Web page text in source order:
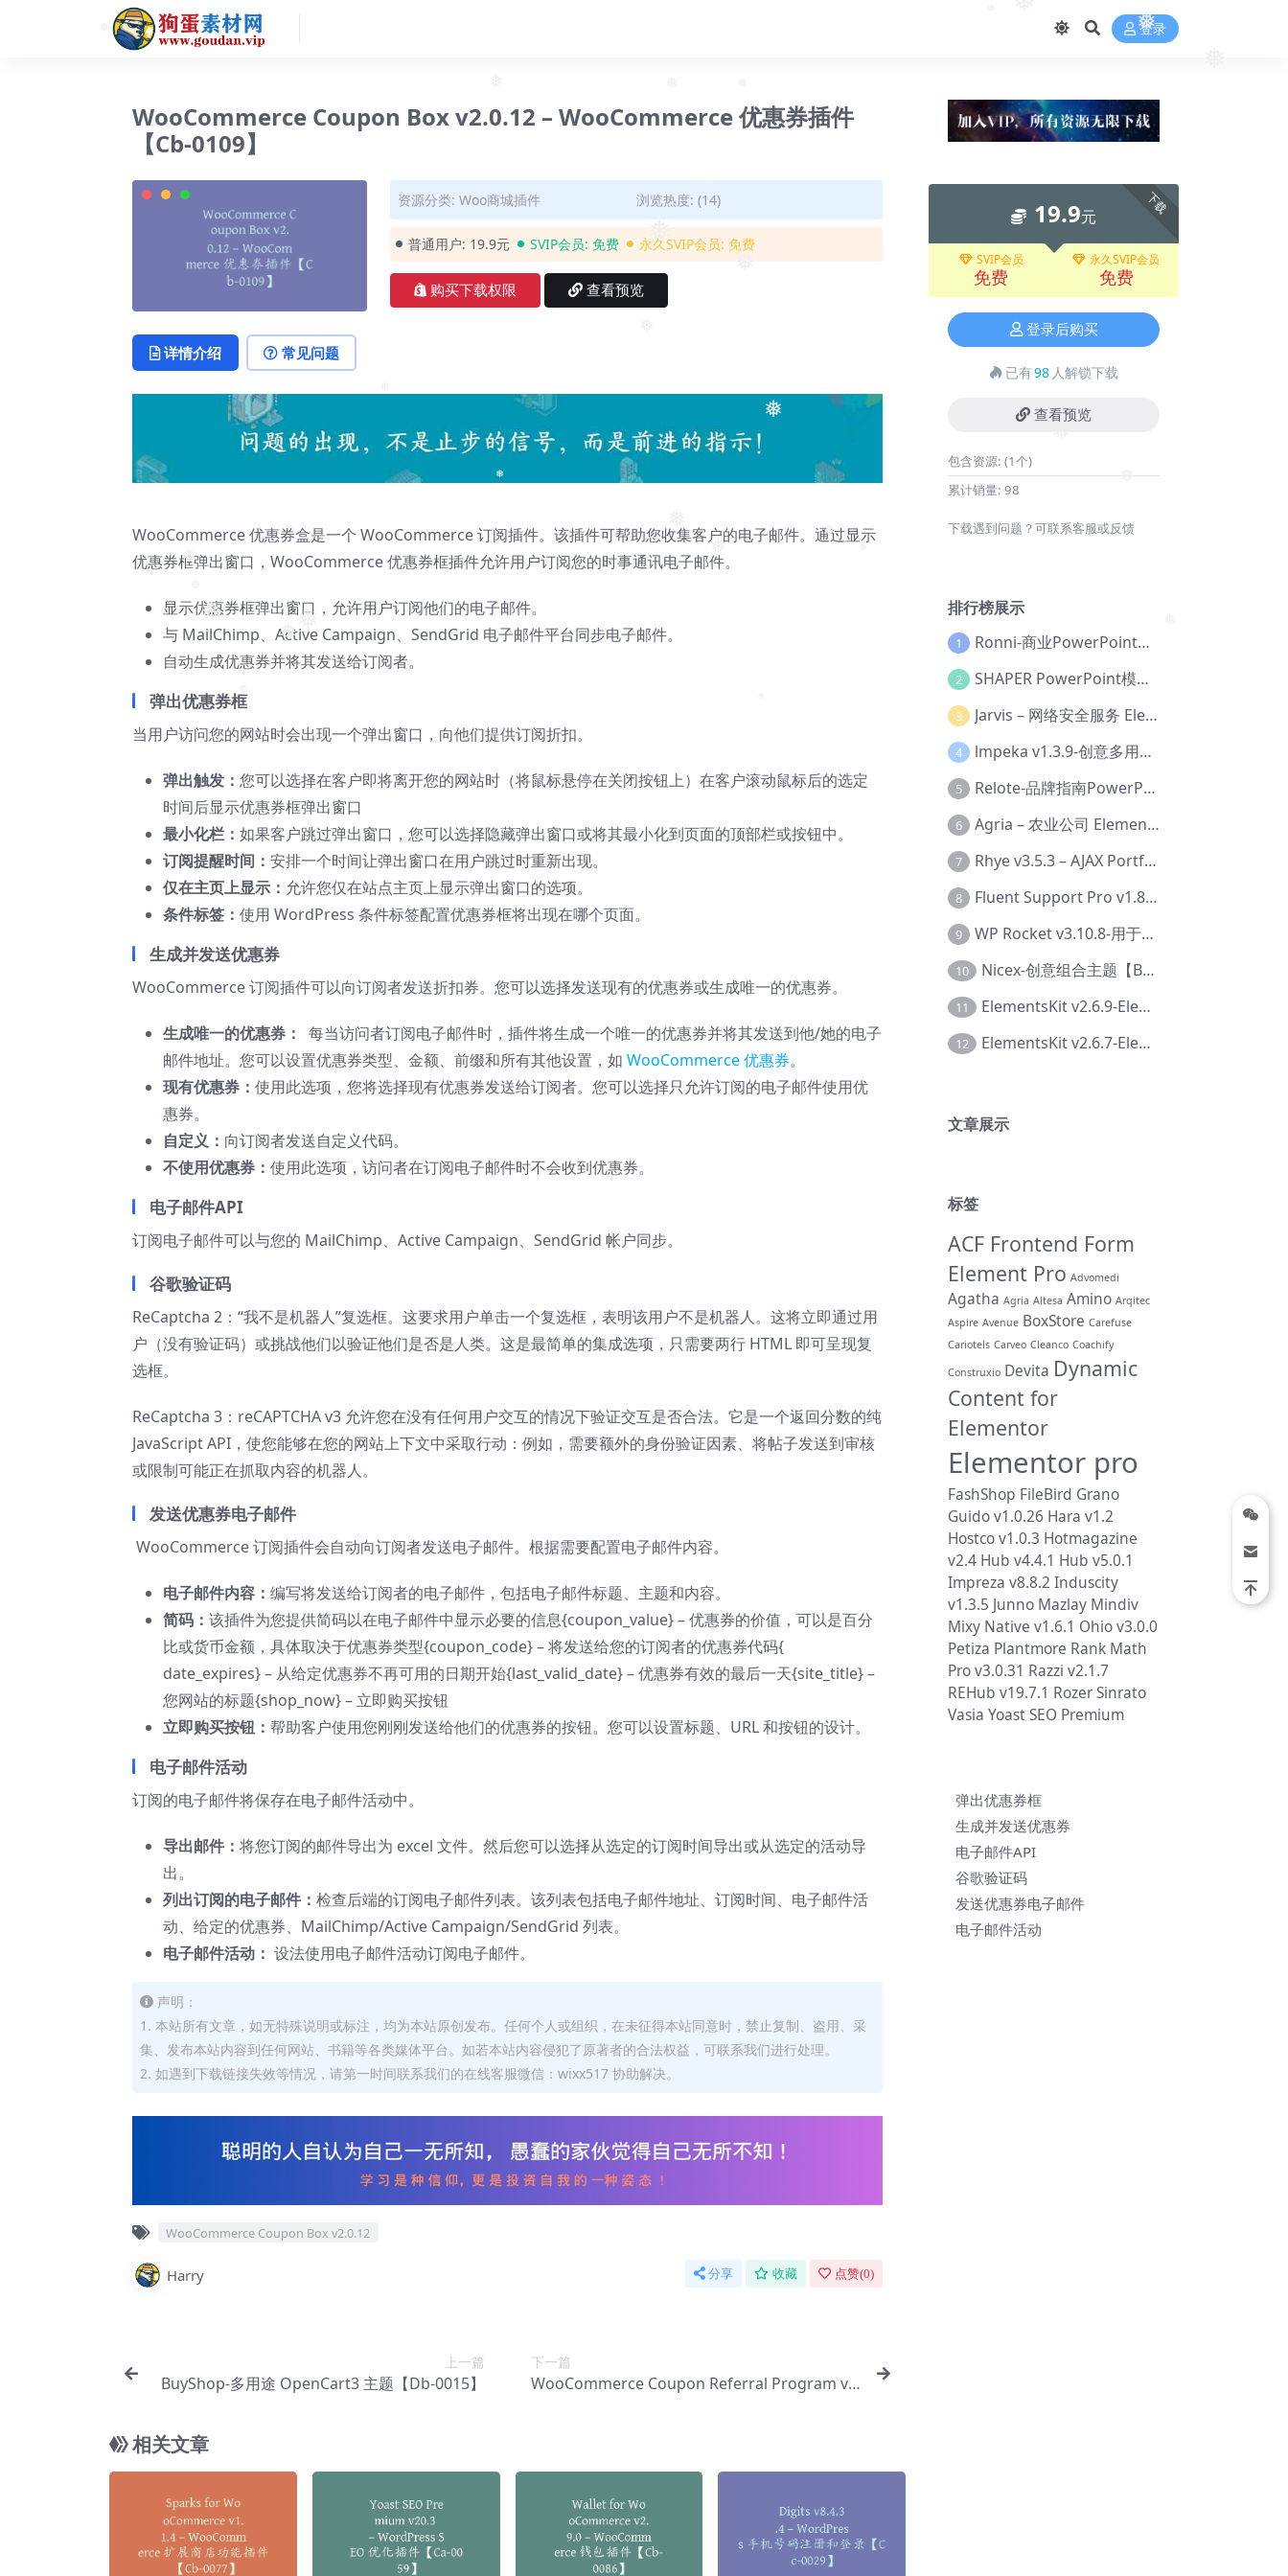
❅
❅
❅
❅
❅
❅
❅
❅
❅
❅
❅ ❅ ❅
❅
❅ 登录
WooCommerce Coupon Box v2.0.12 – WooCommerce 优惠券插件
【Cb-0109】
资源分类: Woo商城插件 浏览热度: (14)
普通用户: 19.9元 SVIP会员: 免费 永久SVIP会员: 免费
购买下载权限 查看预览
详情介绍 常见问题
WooCommerce 优惠券盒是一个 WooCommerce 订阅插件。该插件可帮助您收集客户的电子邮件。通过显示
优惠券框弹出窗口，WooCommerce 优惠券框插件允许用户订阅您的时事通讯电子邮件。
显示优惠券框弹出窗口，允许用户订阅他们的电子邮件。
与 MailChimp、Active Campaign、SendGrid 电子邮件平台同步电子邮件。
自动生成优惠券并将其发送给订阅者。
弹出优惠券框
当用户访问您的网站时会出现一个弹出窗口，向他们提供订阅折扣。
弹出触发： 您可以选择在客户即将离开您的网站时（将鼠标悬停在关闭按钮上）在客户滚动鼠标后的选定
时间后显示优惠券框弹出窗口
最小化栏： 如果客户跳过弹出窗口，您可以选择隐藏弹出窗口或将其最小化到页面的顶部栏或按钮中。
订阅提醒时间： 安排一个时间让弹出窗口在用户跳过时重新出现。
仅在主页上显示： 允许您仅在站点主页上显示弹出窗口的选项。
条件标签： 使用 WordPress 条件标签配置优惠券框将出现在哪个页面。
生成并发送优惠券
WooCommerce 订阅插件可以向订阅者发送折扣券。您可以选择发送现有的优惠券或生成唯一的优惠券。
生成唯一的优惠券：
每当访问者订阅电子邮件时，插件将生成一个唯一的优惠券并将其发送到他/她的电子
邮件地址。您可以设置优惠券类型、金额、前缀和所有其他设置，如 WooCommerce 优惠券。
现有优惠券： 使用此选项，您将选择现有优惠券发送给订阅者。您可以选择只允许订阅的电子邮件使用优
惠券。
自定义： 向订阅者发送自定义代码。
不使用优惠券： 使用此选项，访问者在订阅电子邮件时不会收到优惠券。
电子邮件API
订阅电子邮件可以与您的 MailChimp、Active Campaign、SendGrid 帐户同步。
谷歌验证码
ReCaptcha 2：“我不是机器人”复选框。这要求用户单击一个复选框，表明该用户不是机器人。这将立即通过用
户（没有验证码）或挑战他们以验证他们是否是人类。这是最简单的集成选项，只需要两行 HTML 即可呈现复
选框。
ReCaptcha 3：reCAPTCHA v3 允许您在没有任何用户交互的情况下验证交互是否合法。它是一个返回分数的纯
JavaScript API，使您能够在您的网站上下文中采取行动：例如，需要额外的身份验证因素、将帖子发送到审核
或限制可能正在抓取内容的机器人。
发送优惠券电子邮件
WooCommerce 订阅插件会自动向订阅者发送电子邮件。根据需要配置电子邮件内容。
电子邮件内容： 编写将发送给订阅者的电子邮件，包括电子邮件标题、主题和内容。
简码： 该插件为您提供简码以在电子邮件中显示必要的信息{coupon_value} – 优惠券的价值，可以是百分
比或货币金额，具体取决于优惠券类型{coupon_code} – 将发送给您的订阅者的优惠券代码{
date_expires} – 从给定优惠券不再可用的日期开始{last_valid_date} – 优惠券有效的最后一天{site_title} –
您网站的标题{shop_now} – 立即购买按钮
立即购买按钮： 帮助客户使用您刚刚发送给他们的优惠券的按钮。您可以设置标题、URL 和按钮的设计。
电子邮件活动
订阅的电子邮件将保存在电子邮件活动中。
导出邮件： 将您订阅的邮件导出为 excel 文件。然后您可以选择从选定的订阅时间导出或从选定的活动导
出。
列出订阅的电子邮件： 检查后端的订阅电子邮件列表。该列表包括电子邮件地址、订阅时间、电子邮件活
动、给定的优惠券、MailChimp/Active Campaign/SendGrid 列表。
电子邮件活动： 设法使用电子邮件活动订阅电子邮件。
声明：
1. 本站所有文章，如无特殊说明或标注，均为本站原创发布。任何个人或组织，在未征得本站同意时，禁止复制、盗用、采
集、发布本站内容到任何网站、书籍等各类媒体平台。如若本站内容侵犯了原著者的合法权益，可联系我们进行处理。
2. 如遇到下载链接失效等情况，请第一时间联系我们的在线客服微信：wixx517 协助解决。
WooCommerce Coupon Box v2.0.12
Harry 分享 收藏 点赞(0)
上一篇
BuyShop-多用途 OpenCart3 主题【Db-0015】
下一篇
WooCommerce Coupon Referral Program v1.
相关文章
下载
19.9元
SVIP会员
免费
永久SVIP会员
免费
登录后购买
已有98 人解锁下载
查看预览
包含资源: (1个)
累计销量: 98
下载遇到问题？可联系客服或反馈
排行榜展示
1 Ronni-商业PowerPoint模板【Dc-0077】
2 SHAPER PowerPoint模板【Dc-0184】
3 Jarvis – 网络安全服务 Elementor 模板套件【Aa-0035】
4 lmpeka v1.3.9-创意多用途 WordPress 主题【Be-0064】
5 Relote-品牌指南PowerPoint模板【Dc-0076】
6 Agria – 农业公司 Elementor Pro 模板套件【Aa-0003】
7 Rhye v3.5.3 – AJAX Portfolio WordPress 主题【Bi-0049】
8 Fluent Support Pro v1.8.1 – WordPress 支持票务系统【Cc-0041】
9 WP Rocket v3.10.8-用于wordpress速度优化的缓存加速插件【Cd-0019】
10 Nicex-创意组合主题【Be-0092】
11 ElementsKit v2.6.9-Elementor插件【Ab-0161】
12 ElementsKit v2.6.7-Elementor插件【Ab-0162】
文章展示
标签
ACF Frontend Form
Element Pro Advomedi
Agatha Agria Altesa Amino Arqitec
Aspire Avenue BoxStore Carefuse
Cariotels Carveo Cleanco Coachify
Construxio Devita Dynamic
Content for
Elementor
Elementor pro
FashShop FileBird Grano
Guido v1.0.26 Hara v1.2
Hostco v1.0.3 Hotmagazine
v2.4 Hub v4.4.1 Hub v5.0.1
Impreza v8.8.2 Induscity
v1.3.5 Junno Mazlay Mindiv
Mixy Native v1.6.1 Ohio v3.0.0
Petiza Plantmore Rank Math
Pro v3.0.31 Razzi v2.1.7
REHub v19.7.1 RozerSinrato
Vasia Yoast SEO Premium
弹出优惠券框
生成并发送优惠券
电子邮件API
谷歌验证码
发送优惠券电子邮件
电子邮件活动